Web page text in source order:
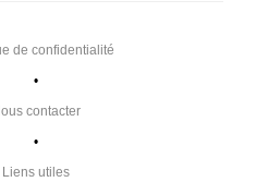
Liens utiles
•
contacter
•
de confidentialité